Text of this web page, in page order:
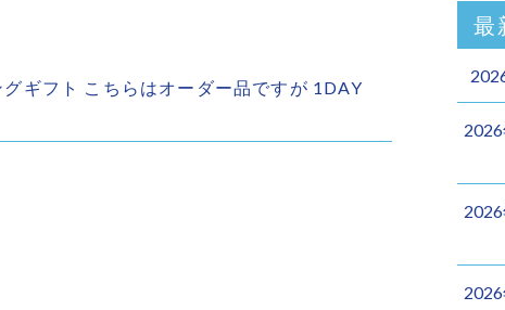
ギフト️ こちらはオーダー品ですが 1DAY
最